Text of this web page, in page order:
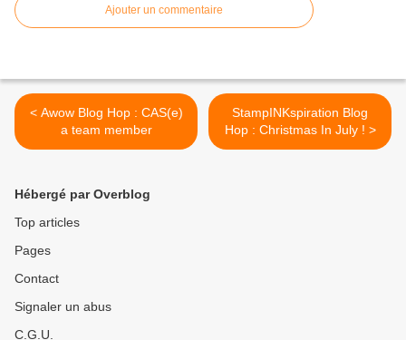
Ajouter un commentaire
< Awow Blog Hop : CAS(e)
a team member
StampINKspiration Blog
Hop : Christmas In July ! >
Hébergé par Overblog
Top articles
Pages
Contact
Signaler un abus
C.G.U.